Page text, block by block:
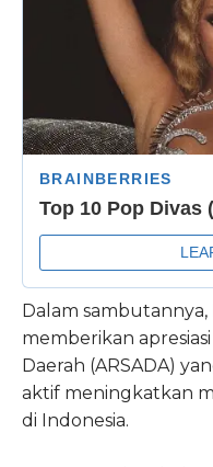
Dalam
memberikan
Daerah (ARSADA)
aktif meningkatkan
di Indonesia.